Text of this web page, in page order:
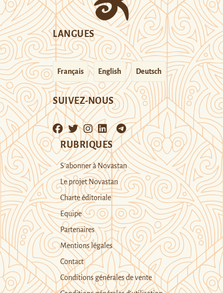
LANGUES
Français English Deutsch
SUIVEZ-NOUS
RUBRIQUES
S’abonner à Novastan
Le projet Novastan
Charte éditoriale
Equipe
Partenaires
Mentions légales
Contact
Conditions générales de vente